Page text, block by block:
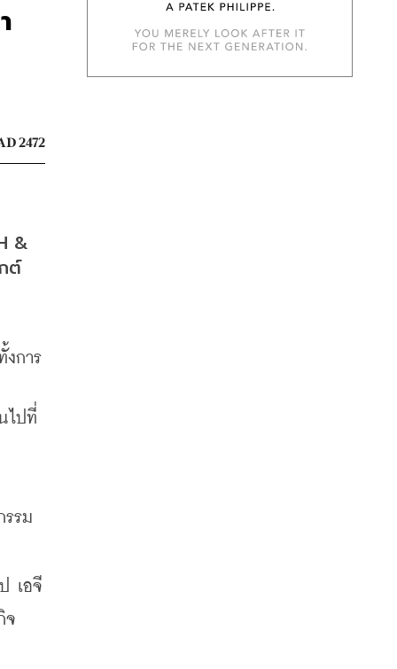
2472
&
ต์
งการ
ไปที่
รรม
เอจี
จ